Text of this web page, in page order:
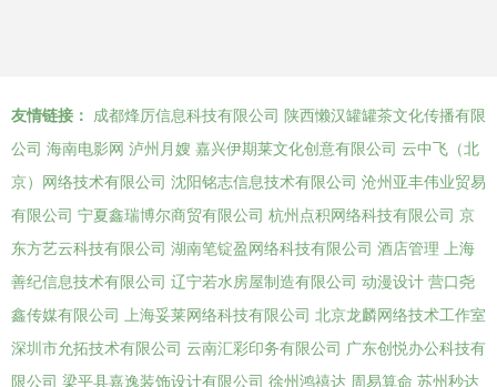
友情链接： 成都烽厉信息科技有限公司 陕西懒汉罐罐茶文化传播有限
公司 海南电影网 泸州月嫂 嘉兴伊期莱文化创意有限公司 云中飞（北
京）网络技术有限公司 沈阳铭志信息技术有限公司 沧州亚丰伟业贸易
有限公司 宁夏鑫瑞博尔商贸有限公司 杭州点积网络科技有限公司 京
东方艺云科技有限公司 湖南笔锭盈网络科技有限公司 酒店管理
上海
善纪信息技术有限公司 辽宁若水房屋制造有限公司 动漫设计 营口尧
鑫传媒有限公司
上海妥莱网络科技有限公司 北京龙麟网络技术工作室
深圳市允拓技术有限公司 云南汇彩印务有限公司 广东创悦办公科技有
限公司 梁平县嘉逸装饰设计有限公司 徐州鸿禧达 周易算命 苏州秒达